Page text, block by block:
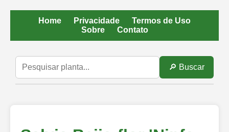
Home Privacidade
Termos de Uso
Sobre
Contato
🔎 Buscar